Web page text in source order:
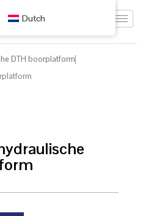
DTH boorplatform
Dutch